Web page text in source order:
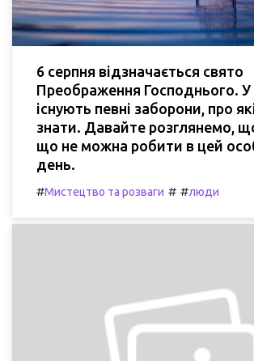
6 серпня відзначається свято
Преображення Господнього.
існують певні заборони, про
знати. Давайте розглянемо,
що не можна робити в цей
день.
#Мистецтво та розваги # #люди